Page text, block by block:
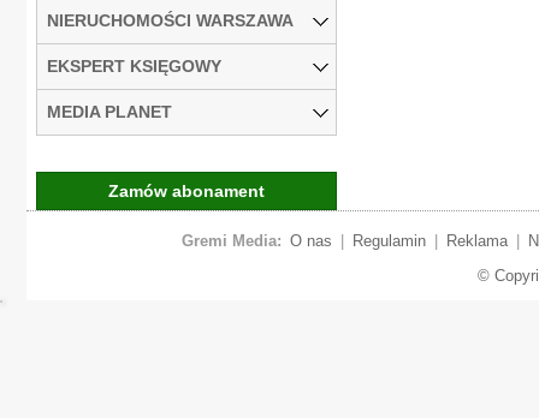
NIERUCHOMOŚCI WARSZAWA
EKSPERT KSIĘGOWY
MEDIA PLANET
Zamów abonament
Gremi Media: O nas Regulamin Reklama
©